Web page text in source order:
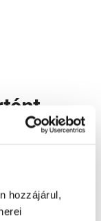
hozzájárul,